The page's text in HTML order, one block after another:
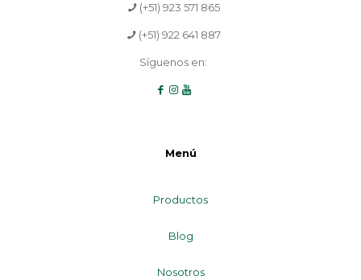
(+51) 923 571 865
(+51) 922 641 887
Síguenos en:
Menú
Productos
Blog
Nosotros